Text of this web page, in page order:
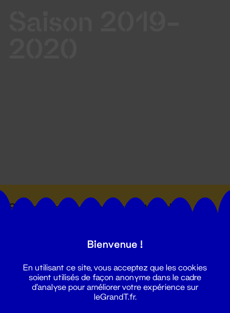
Suivez toutes les actualités du
Bienvenue !
En utilisant ce site, vous acceptez que les cookies
soient utilisés de façon anonyme dans le cadre
d'analyse pour améliorer votre expérience sur
leGrandT.fr.